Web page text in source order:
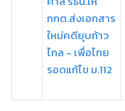
กกต.ส่งเอกสาร
ใหม่คดียุบก้าว
ไกล - เพื่อไทย
รอดแก้ไข ม.112